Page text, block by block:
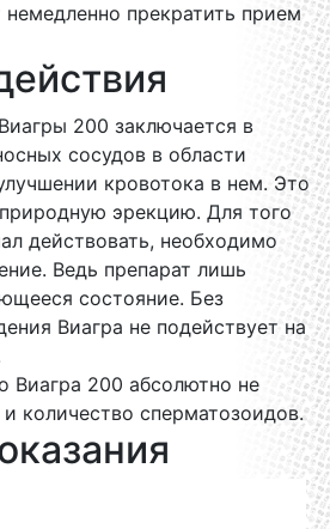
прекратить прием
200 заключается в
сосудов в области
кровотока в нем. Это
эрекцию. Для того
действовать, необходимо
Ведь препарат лишь
состояние. Без
Виагра не подействует на
Виагра 200 абсолютно не
количество сперматозоидов.